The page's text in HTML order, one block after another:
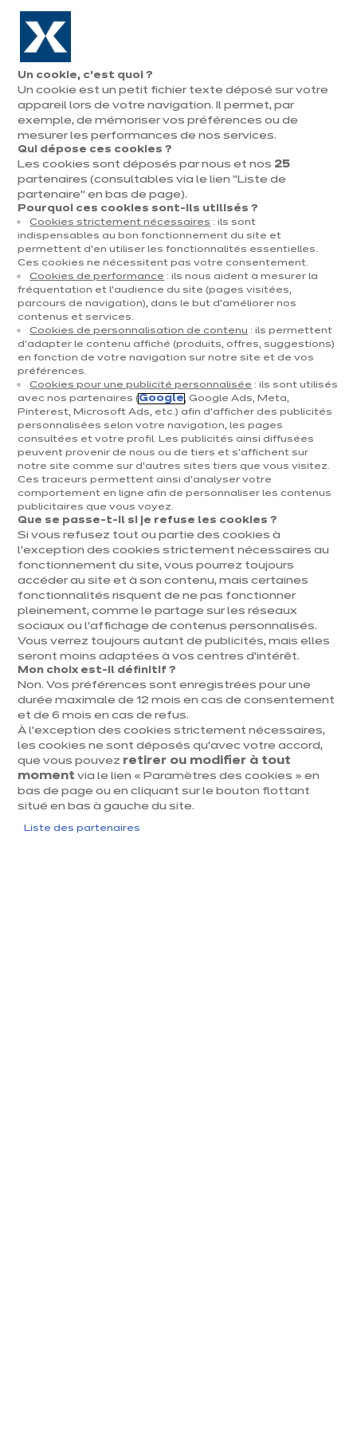
Aller à la navigation
Aller au contenu principal
Ouvrir
le
menu
magasins
Prendre
rendez-vous
Nos modèles de cuisines rouges
Velvet elegante
12 041€
euros / TVAC 6%
13 424€ euros
/ TVAC 21%
En savoir plus -
Prix avec électroménagers compris
+ 1
Velvet édition
8 171€
euros/ TVAC 6%
8 961€euros
/ TVAC 21%
Un cookie, c’est quoi ?
Un cookie est un petit fichier texte déposé sur votre
appareil lors de votre navigation. Il permet, par
exemple, de mémoriser vos préférences ou de
mesurer les performances de nos services.
Qui dépose ces cookies ?
Les cookies sont déposés par nous et nos 25
partenaires (consultables via le lien "Liste de
partenaire" en bas de page).
Pourquoi ces cookies sont-ils utilisés ?
Cookies strictement nécessaires : ils sont
indispensables au bon fonctionnement du site et
permettent d’en utiliser les fonctionnalités essentielles.
Ces cookies ne nécessitent pas votre consentement.
Cookies de performance : ils nous aident à mesurer la
fréquentation et l’audience du site (pages visitées,
parcours de navigation), dans le but d’améliorer nos
contenus et services.
Cookies de personnalisation de contenu : ils permettent
d’adapter le contenu affiché (produits, offres, suggestions)
en fonction de votre navigation sur notre site et de vos
préférences.
Cookies pour une publicité personnalisée : ils sont utilisés
avec nos partenaires (Google, Google Ads, Meta,
Pinterest, Microsoft Ads, etc.) afin d’afficher des publicités
personnalisées selon votre navigation, les pages
consultées et votre profil. Les publicités ainsi diffusées
peuvent provenir de nous ou de tiers et s'affichent sur
notre site comme sur d’autres sites tiers que vous visitez.
Ces traceurs permettent ainsi d'analyser votre
comportement en ligne afin de personnaliser les contenus
publicitaires que vous voyez.
Que se passe-t-il si je refuse les cookies ?
Si vous refusez tout ou partie des cookies à
l’exception des cookies strictement nécessaires au
fonctionnement du site, vous pourrez toujours
accéder au site et à son contenu, mais certaines
fonctionnalités risquent de ne pas fonctionner
pleinement, comme le partage sur les réseaux
sociaux ou l’affichage de contenus personnalisés.
Vous verrez toujours autant de publicités, mais elles
seront moins adaptées à vos centres d’intérêt.
Mon choix est-il définitif ?
Non. Vos préférences sont enregistrées pour une
durée maximale de 12 mois en cas de consentement
et de 6 mois en cas de refus.
À l’exception des cookies strictement nécessaires,
les cookies ne sont déposés qu’avec votre accord,
que vous pouvez retirer ou modifier à tout
moment via le lien « Paramètres des cookies » en
bas de page ou en cliquant sur le bouton flottant
situé en bas à gauche du site.
Liste des partenaires